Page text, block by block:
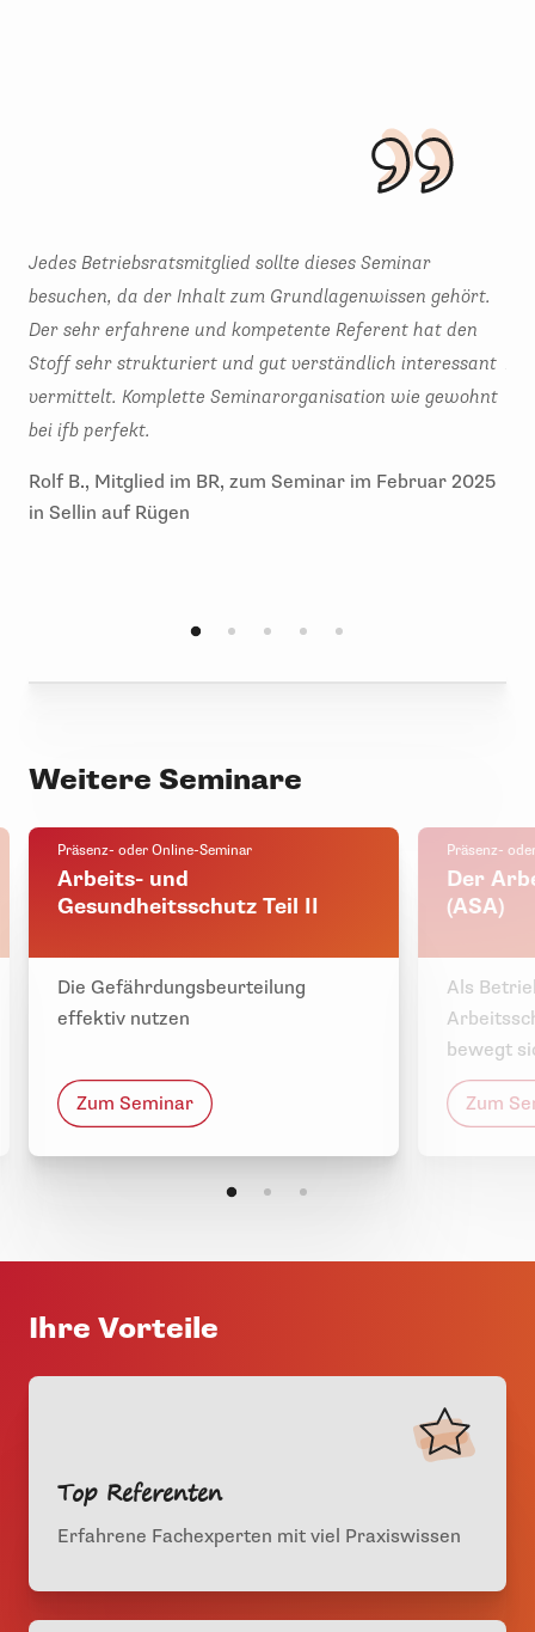
Jedes Betriebsratsmitglied sollte dieses Seminar
besuchen, da der Inhalt zum Grundlagenwissen gehört.
Der sehr erfahrene und kompetente Referent hat den
Stoff sehr strukturiert und gut verständlich interessant
vermittelt. Komplette Seminarorganisation wie gewohnt
bei ifb perfekt.
Rolf B., Mitglied im BR, zum Seminar im Februar 2025
in Sellin auf Rügen
Weitere Seminare
Präsenz- oder Online-Seminar
Arbeits- und
Gesundheitsschutz Teil II
Die Gefährdungsbeurteilung
effektiv nutzen
Zum Seminar
Präsenz-
Der
(ASA)
Als
bewegt
Zum
Ihre Vorteile
Top Referenten
Erfahrene Fachexperten mit viel Praxiswissen